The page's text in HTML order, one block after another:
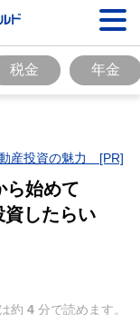
税金 年金
産投資の魅力 [PR]
ら始めて
資したらい
約 4 分で読めます。